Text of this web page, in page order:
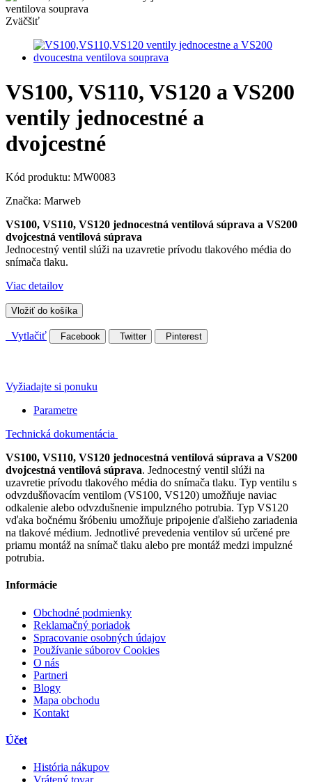
Zväčšiť
VS100, VS110, VS120 a VS200
ventily jednocestné a
dvojcestné
Kód produktu: MW0083
Značka: Marweb
VS100, VS110, VS120 jednocestná ventilová súprava a VS200
dvojcestná ventilová súprava
Jednocestný ventil slúži na uzavretie prívodu tlakového média do
snímača tlaku.
Viac detailov
Vložiť do košíka
Vytlačiť Facebook Twitter Pinterest
Vyžiadajte si ponuku
Parametre
Technická dokumentácia
VS100, VS110, VS120 jednocestná ventilová súprava a VS200
dvojcestná ventilová súprava. Jednocestný ventil slúži na
uzavretie prívodu tlakového média do snímača tlaku. Typ ventilu s
odvzdušňovacím ventilom (VS100, VS120) umožňuje naviac
odkalenie alebo odvzdušnenie impulzného potrubia. Typ VS120
vďaka bočnému šróbeniu umožňuje pripojenie ďalšieho zariadenia
na tlakové médium. Jednotlivé prevedenia ventilov sú určené pre
priamu montáž na snímač tlaku alebo pre montáž medzi impulzné
potrubia.
Informácie
Obchodné podmienky
Reklamačný poriadok
Spracovanie osobných údajov
Používanie súborov Cookies
O nás
Partneri
Blogy
Mapa obchodu
Kontakt
Účet
História nákupov
Vrátený tovar